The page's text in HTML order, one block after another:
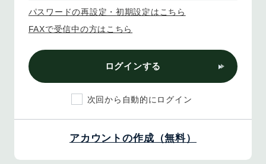
パスワードの再設定・初期設定はこちら
FAXで受信中の方はこちら
ログインする
次回から自動的にログイン
アカウントの作成（無料）